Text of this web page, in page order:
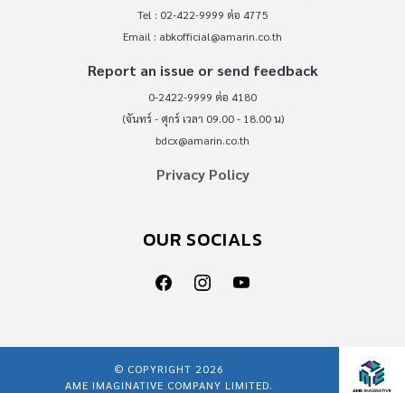
Tel : 02-422-9999 ต่อ 4775
Email : abkofficial@amarin.co.th
Report an issue or send feedback
0-2422-9999 ต่อ 4180
(จันทร์ - ศุกร์ เวลา 09.00 - 18.00 น)
bdcx@amarin.co.th
Privacy Policy
OUR SOCIALS
© COPYRIGHT 2026
AME IMAGINATIVE COMPANY LIMITED.